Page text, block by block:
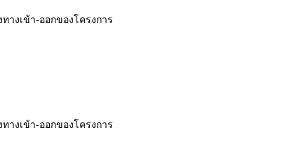
างเข้า-ออกของโครงการ
างเข้า-ออกของโครงการ